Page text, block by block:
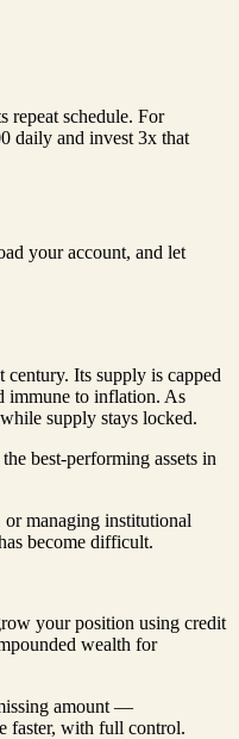
repeat schedule. For
daily and invest 3x that
your account, and let
Its supply is capped
immune to inflation. As
supply stays locked.
best-performing assets in
managing institutional
become difficult.
your position using credit
wealth for
amount —
faster, with full control.